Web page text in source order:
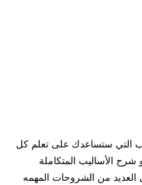
التي ستساعدك على تعلم كل
الأساليب المتكاملة
من الشروحات المهمه